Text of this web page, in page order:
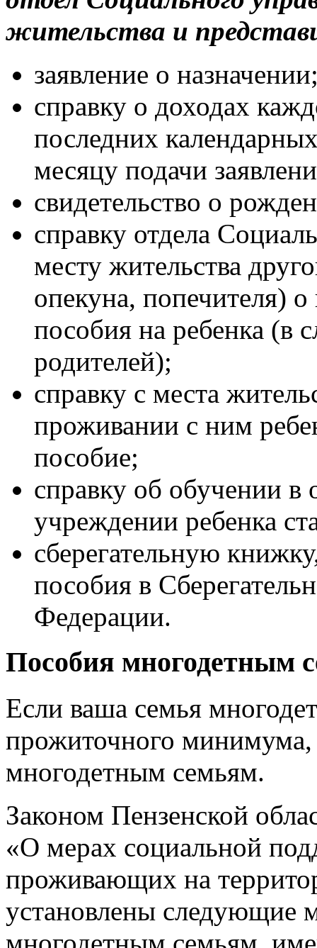
жительства и
заявление о
справку о доходах
последних
месяцу подачи
свидетельство о
справку отдела
месту жительства
опекуна, попечителя)
пособия на ребенка (в
родителей);
справку с места
проживании с ним
пособие;
справку об обучении в
учреждении ребенка
сберегательную
пособия в
Федерации.
Пособия многодетным
Если ваша семья
прожиточного
многодетным семьям.
Законом Пензенской
«О мерах социальной
проживающих на
установлены следующие